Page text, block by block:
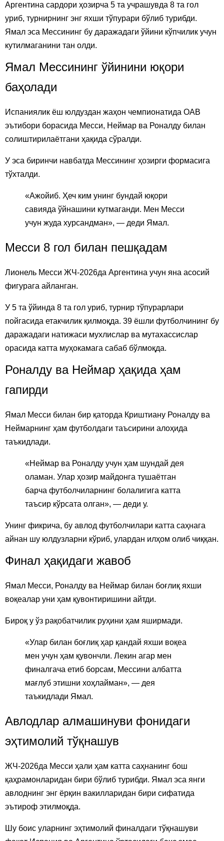
Аргентина сардори ҳозирча 5 та учрашувда 8 та гол
уриб, турнирнинг энг яхши тўпурари бўлиб турибди.
Ямал эса Мессининг бу даражадаги ўйини кўпчилик учун
кутилмаганини тан олди.
Ямал Мессининг ўйинини юқори
баҳолади
Испаниялик ёш юлдуздан жаҳон чемпионатида ОАВ
эътибори борасида Месси, Неймар ва Роналду билан
солиштирилаётгани ҳақида сўралди.
У эса биринчи навбатда Мессининг ҳозирги формасига
тўхталди.
«Ажойиб. Ҳеч ким унинг бундай юқори
савияда ўйнашини кутмаганди. Мен Месси
учун жуда хурсандман», — деди Ямал.
Месси 8 гол билан пешқадам
Лионель Месси ЖЧ-2026да Аргентина учун яна асосий
фигурага айланган.
У 5 та ўйинда 8 та гол уриб, турнир тўпурарлари
пойгасида етакчилик қилмоқда. 39 ёшли футболчининг бу
даражадаги натижаси мухлислар ва мутахассислар
орасида катта муҳокамага сабаб бўлмоқда.
Роналду ва Неймар ҳақида ҳам
гапирди
Ямал Месси билан бир қаторда Криштиану Роналду ва
Неймарнинг ҳам футболдаги таъсирини алоҳида
таъкидлади.
«Неймар ва Роналду учун ҳам шундай дея
оламан. Улар ҳозир майдонга тушаётган
барча футболчиларнинг болалигига катта
таъсир кўрсата олган», — деди у.
Унинг фикрича, бу авлод футболчилари катта саҳнага
айнан шу юлдузларни кўриб, улардан илҳом олиб чиққан.
Финал ҳақидаги жавоб
Ямал Месси, Роналду ва Неймар билан боғлиқ яхши
воқеалар уни ҳам қувонтиришини айтди.
Бироқ у ўз рақобатчилик руҳини ҳам яширмади.
«Улар билан боғлиқ ҳар қандай яхши воқеа
мен учун ҳам қувончли. Лекин агар мен
финалгача етиб борсам, Мессини албатта
мағлуб этишни хоҳлайман», — дея
таъкидлади Ямал.
Авлодлар алмашинуви фонидаги
эҳтимолий тўқнашув
ЖЧ-2026да Месси ҳали ҳам катта саҳнанинг бош
қаҳрамонларидан бири бўлиб турибди. Ямал эса янги
авлоднинг энг ёрқин вакилларидан бири сифатида
эътироф этилмоқда.
Шу боис уларнинг эҳтимолий финалдаги тўқнашуви